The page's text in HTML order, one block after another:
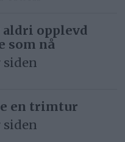
aldri opplevd
som nå
siden
en trimtur
siden